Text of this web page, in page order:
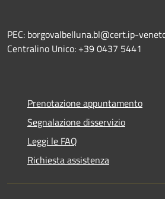
PEC: borgovalbelluna.bl@cert.ip-
Centralino Unico: +39 0437 5441
Prenotazione appuntamento
Segnalazione disservizio
Leggi le FAQ
Richiesta assistenza